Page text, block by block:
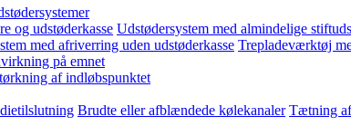
og udstøderkasse Udstødersystem med almindelige
med afriverring uden udstøderkasse Trepladeværktøj
på emnet
af indløbspunktet
Brudte eller afblændede kølekanaler Tætning